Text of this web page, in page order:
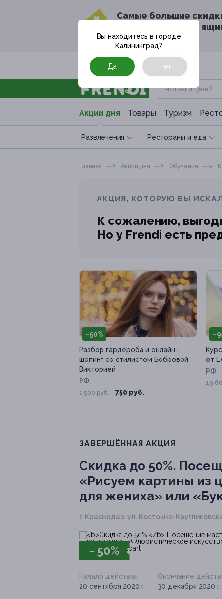
Cамые большие
в твоём почтовом
Москва
Акции дня Товары Туризм
Развлечения Рестораны и еда
Вы находитесь в городе
Калининград?
Да Нет
Главная Акции дня Обучение
АКЦИЯ, КОТОРУЮ ВЫ
К сожалению,
Но у Frendi есть
–50%
Разбор гардероба и онлайн-
шопинг со стилистом Бобровой
Викторией
РФ
1 500 руб. 750 руб.
от
РФ
19
ЗАВЕРШЁННАЯ АКЦИЯ
Скидка до 50%.
«Рисуем картины из
для жениха» или
г. Краснодар, ул. Восточно-
- 50%
Начало действия
20 сентября 2020 г.
Окончание
30 декабря 2020 г.